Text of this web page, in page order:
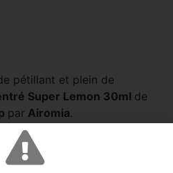
pétillant et plein de
Super Lemon 30ml de
par Airomia.
dans un tourbillon de
une expérience